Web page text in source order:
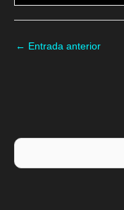
← Entrada anterior
Buscar